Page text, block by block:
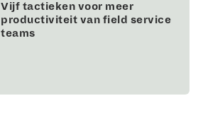
Vijf tactieken voor meer
productiviteit van field service
teams